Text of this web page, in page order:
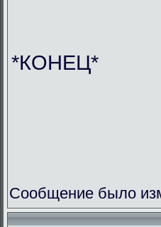
*КОНЕЦ*
Сообщение было